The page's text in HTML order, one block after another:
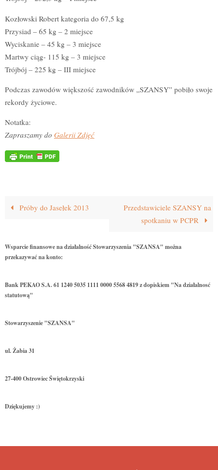
Kozłowski Robert kategoria do 67,5 kg
Przysiad – 65 kg – 2 miejsce
Wyciskanie – 45 kg – 3 miejsce
Martwy ciąg- 115 kg – 3 miejsce
Trójbój – 225 kg – III miejsce
Podczas zawodów większość zawodników „SZANSY” pobiło swoje
rekordy życiowe.
Notatka:
Zapraszamy do Galerii Zdjęć
Próby do Jasełek 2013
Przedstawiciele SZANSY na
spotkaniu w PCPR
Wsparcie finansowe na działalność Stowarzyszenia "SZANSA" można
przekazywać na konto:
Bank PEKAO S.A. 61 1240 5035 1111 0000 5568 4819 z dopiskiem "Na działalnosć
statutową"
Stowarzyszenie "SZANSA"
ul. Żabia 31
27-400 Ostrowiec Świętokrzyski
Dziękujemy :)